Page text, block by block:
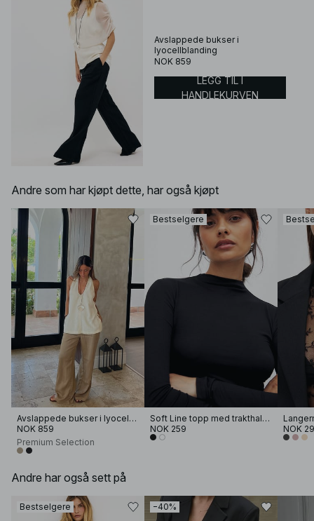
Avslappede bukser i
lyocellblanding
NOK 859
LEGG TIL I
HANDLEKURVEN
Andre som har kjøpt dette, har også kjøpt
Avslappede bukser i lyocellblanding
NOK 859
Premium Selection
Bestselgere
Soft Line topp med trakthals og lange ermer
NOK 259
NOK
Andre har også sett på
Bestselgere −40%